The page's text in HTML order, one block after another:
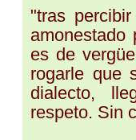
"tras
es de
rogarle que
dialecto,
respeto. Sin